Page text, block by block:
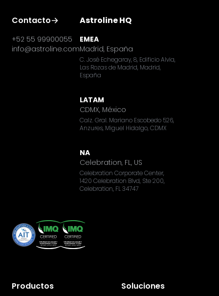
Contacto
+52 55 99900055
info@astroline.com
Astroline HQ
EMEA
Madrid, España
C. José Echegaray, 8, Edificio Alvia,
Las Rozas de Madrid, Madrid,
España
LATAM
CDMX, México
Calz. Gral. Mariano Escobedo 526,
Anzures, Miguel Hidalgo, CDMX
NA
Celebration, FL, US
Celebration Corporate Center,
1420 Celebration Blvd, Ste 200,
Celebration, FL 34747
Productos Soluciones